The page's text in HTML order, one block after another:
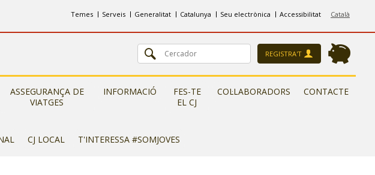
Català
Temes Serveis Generalitat Catalunya Seu electrònica Accessibilitat
REGISTRA'T
ASSEGURANÇA DE
VIATGES
INFORMACIÓ
FES-TE
EL CJ
COL·LABORADORS CONTACTE
CJ LOCAL T'INTERESSA #SOMJOVES